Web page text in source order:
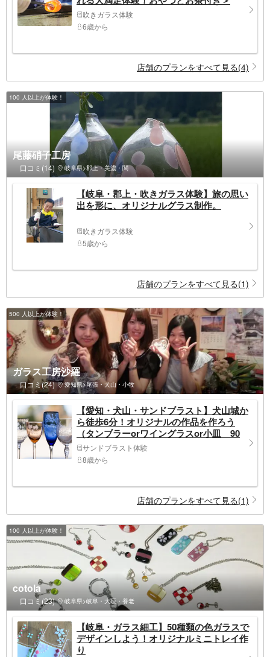
吹きガラス体験
6歳から
店舗のプランをすべて見る(4)
100 人以上が体験！
尾藤硝子工房
口コミ(14) 岐阜県>郡上・美濃・関
【岐阜・郡上・吹きガラス体験】旅の思い
出を形に、オリジナルグラス制作。
吹きガラス体験
5歳から
店舗のプランをすべて見る(1)
500 人以上が体験！
ガラス工房沙羅
口コミ(24) 愛知県>尾張・犬山・小牧
【愛知・犬山・サンドブラスト】犬山城か
ら徒歩6分！オリジナルの作品を作ろう
（タンブラーorワイングラスor小皿 90
分・当日持ち帰り可）
サンドブラスト体験
8歳から
店舗のプランをすべて見る(1)
100 人以上が体験！
cotola
口コミ(23) 岐阜県>岐阜・大垣・養老
【岐阜・ガラス細工】50種類の色ガラスで
デザインしよう！オリジナルミニトレイ作
り